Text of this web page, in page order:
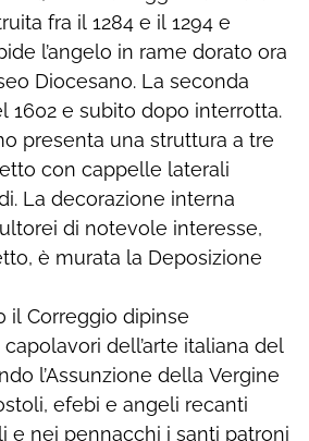
fra il 1284 e il 1294 e
l’angelo in rame dorato ora
Diocesano. La seconda
1602 e subito dopo interrotta.
presenta una struttura a tre
con cappelle laterali
La decorazione interna
di notevole interesse,
è murata la Deposizione
il Correggio dipinse
dell’arte italiana del
l’Assunzione della Vergine
efebi e angeli recanti
e nei pennacchi i santi patroni